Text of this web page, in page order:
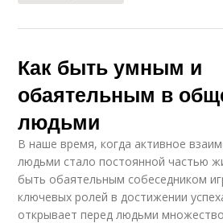
Как быть умным и
обаятельным в
людьми
В наше время, когда активное
людьми стало постоянной частью
быть обаятельным собеседником
ключевых ролей в достижении
открывает перед людьми